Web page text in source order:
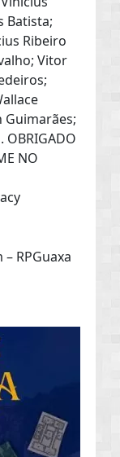
Batista;
Ribeiro
Vitor
Guimarães;
NO
RPGuaxa